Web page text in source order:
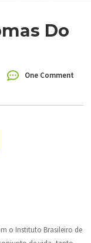
Do
One Comment
o Instituto Brasileiro de